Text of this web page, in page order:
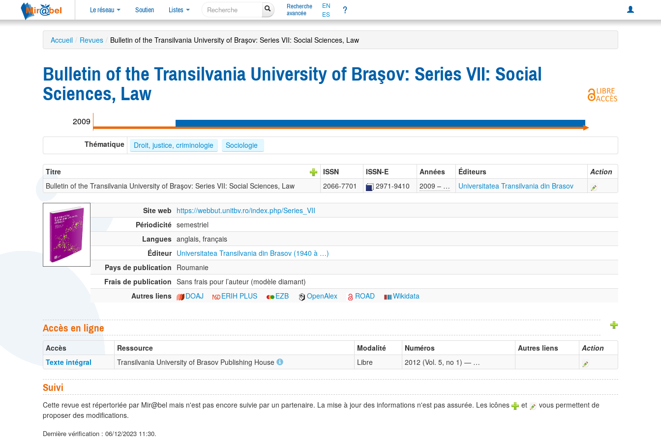
Le réseau Soutien Listes
Recherche
avancée
EN
ES
?
Accueil / Revues / Bulletin of the Transilvania University of Braşov: Series VII: Social Sciences, Law
Bulletin of the Transilvania University of Braşov: Series VII: Social
Sciences, Law
2009
Thématique Droit, justice, criminologie Sociologie
Titre ISSN ISSN-E Années Éditeurs
Action
Bulletin of the Transilvania University of Braşov: Series VII: Social Sciences, Law
2066-7701 2971-9410 2009 – … Universitatea Transilvania din Brasov
Site web https://webbut.unitbv.ro/index.php/Series_VII
Périodicité semestriel
Langues anglais, français
Éditeur Universitatea Transilvania din Brasov (1940 à …)
Pays de publication Roumanie
Frais de publication Sans frais pour l’auteur (modèle diamant)
Autres liens
DOAJ ERIH PLUS EZB OpenAlex ROAD Wikidata
Accès en ligne
Accès Ressource Modalité Numéros Autres liens
Action
Texte intégral
Transilvania University of Brasov Publishing House Libre 2012 (Vol. 5, no 1) — …
Suivi
Cette revue est répertoriée par Mir@bel mais n'est pas encore suivie par un partenaire. La mise à jour des informations n'est pas assurée. Les icônes et
vous permettent de
proposer des modifications.
Dernière vérification : 06/12/2023 11:30.